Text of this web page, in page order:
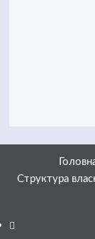
Структура
Facebook